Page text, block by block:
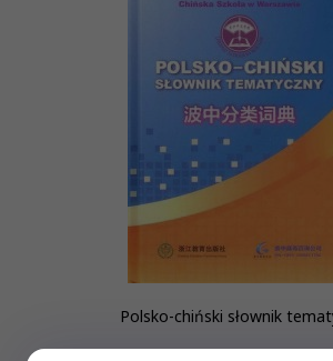
Polsko-chiński słownik